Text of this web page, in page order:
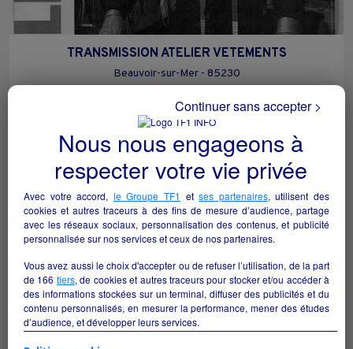
TRANSMISSION ATELIER VETEMENTS
Beauvoir-sur-Mer - 85230
Textile/prêt à porter particulier
Nous nous engageons à
respecter votre vie privée
Avec votre accord, le Groupe TF1 etses partenaires, utilisent des
cookies et autres traceurs à des fins de mesure d’audience, partage
avec les réseaux sociaux, personnalisation des contenus, et publicité
personnalisée sur nos services et ceux de nos partenaires.
Vous avez aussi le choix d'accepter ou de refuser l’utilisation, de la part
de 166 tiers, de cookies et autres traceurs pour stocker et/ou accéder à
des informations stockées sur un terminal, diffuser des publicités et du
contenu personnalisés, en mesurer la performance, mener des études
d’audience, et développer leurs services.
Continuer sans accepter >